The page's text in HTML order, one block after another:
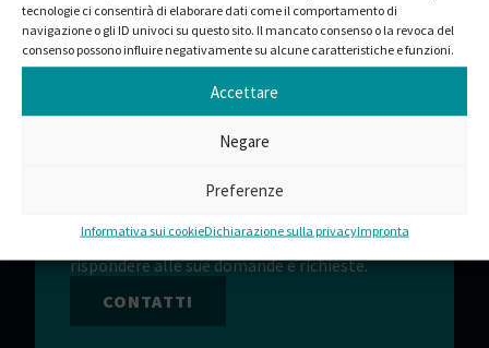
tecnologie ci consentirà di elaborare dati come il comportamento di
navigazione o gli ID univoci su questo sito. Il mancato consenso o la revoca del
consenso possono influire negativamente su alcune caratteristiche e funzioni.
Accettare
Negare
Preferenze
Informativa sui cookieDichiarazione sulla privacyImpronta
SCARICARE
LE PIACEREBBE LAVORARE
Offriamo soluzioni standard o prodotti
personalizzati in base alle sue esigenze. Il
nostro team è sempre a disposizione per
rispondere alle sue domande e richieste.
CONTATTI